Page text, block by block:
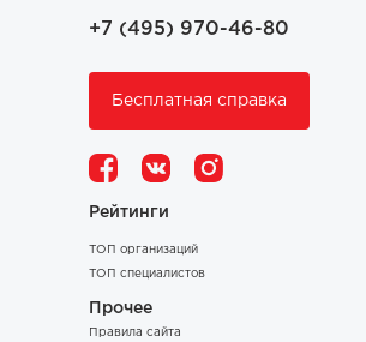
+7 (495) 970-46-80
Бесплатная справка
Рейтинги
ТОП организаций
ТОП специалистов
Прочее
Правила сайта